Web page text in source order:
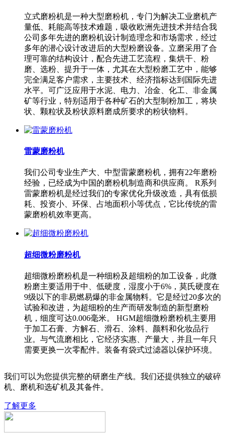
立式磨粉机是一种大型磨粉机，专门为解决工业磨机产
量低、耗能高等技术难题，吸收欧洲先进技术并结合我
公司多年先进的磨粉机设计制造理念和市场需求，经过
多年的潜心设计改进后的大型粉磨设备。立磨采用了合
理可靠的结构设计，配合先进工艺流程，集烘干、粉
磨、选粉、提升于一体，尤其在大型粉磨工艺中，能够
完全满足客户需求，主要技术、经济指标达到国际先进
水平。可广泛应用于水泥、电力、冶金、化工、非金属
矿等行业，特别适用于各种矿石的大型制粉加工，将块
状、颗粒状及粉状原料磨成所要求的粉状物料。
雷蒙磨粉机
我们公司专业生产大、中型雷蒙磨粉机，拥有22年磨粉
经验，已经成为中国的磨粉机制造商和供应商。 R系列
雷蒙磨粉机是经过我们的专家优化升级改造，具有低损
耗、投资小、环保、占地面积小等优点，它比传统的雷
蒙磨粉机效率更高。
超细微粉磨粉机
超细微粉磨粉机是一种细粉及超细粉的加工设备，此微
粉磨主要适用于中、低硬度，湿度小于6%，莫氏硬度在
9级以下的非易燃易爆的非金属物料。它是经过20多次的
试验和改进，为超细粉的生产而研发制造的新型磨粉
机，细度可达0.006毫米。 HGM超细微粉磨粉机主要用
于加工石膏、方解石、滑石、涂料、颜料和化妆品行
业。与气流磨相比，它经济实惠、产量大，并且一年只
需要更换一次零配件。装备有袋式过滤器以保护环境。
我们可以为您提供完整的研磨生产线。我们还提供独立的破碎
机、磨机和选矿机及其备件。
了解更多